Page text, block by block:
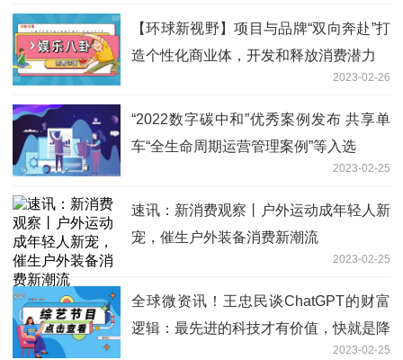
【环球新视野】项目与品牌“双向奔赴”打
造个性化商业体，开发和释放消费潜力
2023-02-26
“2022数字碳中和”优秀案例发布 共享单
车“全生命周期运营管理案例”等入选
2023-02-25
速讯：新消费观察丨户外运动成年轻人新
宠，催生户外装备消费新潮流
2023-02-25
全球微资讯！王忠民谈ChatGPT的财富
逻辑：最先进的科技才有价值，快就是降
2023-02-25